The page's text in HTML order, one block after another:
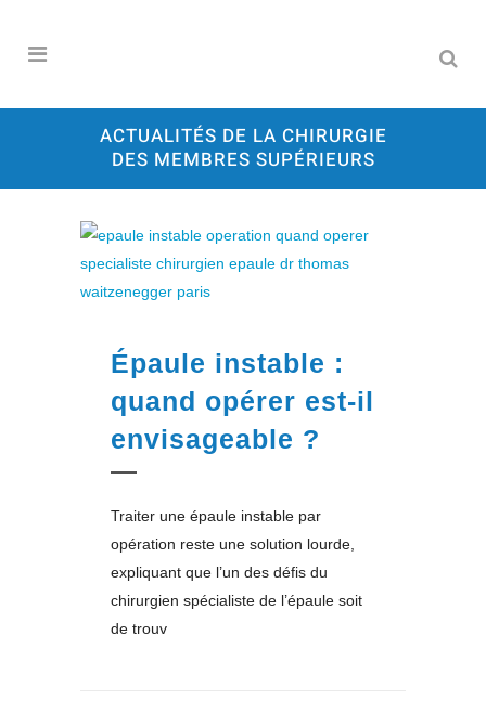
ACTUALITÉS DE LA CHIRURGIE
DES MEMBRES SUPÉRIEURS
Épaule instable :
quand opérer est-il
envisageable ?
Traiter une épaule instable par
opération reste une solution lourde,
expliquant que l’un des défis du
chirurgien spécialiste de l’épaule soit
de trouv